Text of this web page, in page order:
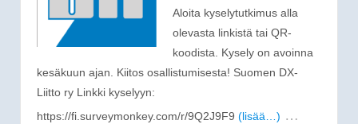
Aloita kyselytutkimus alla
olevasta linkistä tai QR-
koodista. Kysely on avoinna
kesäkuun ajan. Kiitos osallistumisesta! Suomen DX-
Liitto ry Linkki kyselyyn:
https://fi.surveymonkey.com/r/9Q2J9F9 (lisää…) …